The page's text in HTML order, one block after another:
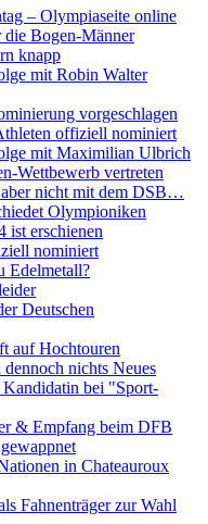
– Olympiaseite online
die Bogen-Männer
knapp
mit Robin Walter
vorgeschlagen
offiziell nominiert
mit Maximilian Ulbrich
Wettbewerb vertreten
aber nicht mit dem DSB…
Olympioniken
ist erschienen
nominiert
Edelmetall?
Deutschen
auf Hochtouren
nichts Neues
bei "Sport-
& Empfang beim DFB
in Chateauroux
Fahnenträger zur Wahl